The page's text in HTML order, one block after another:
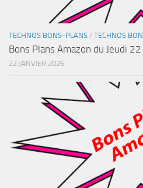
TECHNOS BONS-PLANS / TECHNOS
Bons Plans Amazon du Jeudi
22 JANVIER 2026